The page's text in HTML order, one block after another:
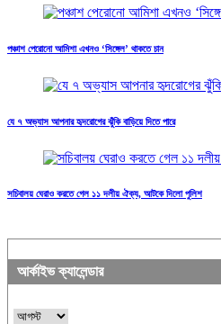
পঞ্চাশ পেরোনো আমিশা এখনও ‘সিঙ্গেল’ থাকতে চান
যে ৭ অভ্যাস আপনার হৃদরোগের ঝুঁকি বাড়িয়ে দিতে পারে
সচিবালয় ঘেরাও করতে গেল ১১ দলীয় ঐক্য, আটকে দিলো পুলিশ
আর্কাইভ ক্যালেন্ডার